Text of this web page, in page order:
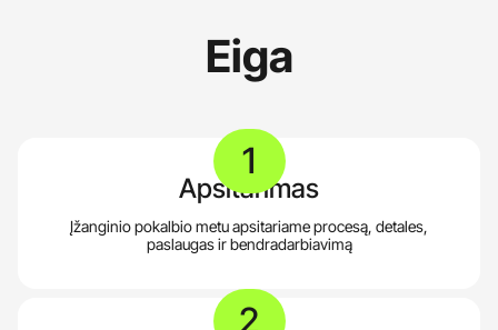
Eiga
1
Apsitarimas
Įžanginio pokalbio metu apsitariame procesą, detales,
paslaugas ir bendradarbiavimą
2